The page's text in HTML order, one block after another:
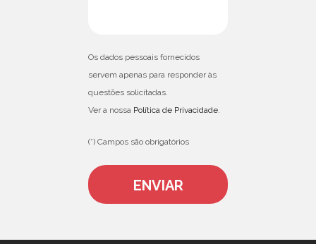
Os dados pessoais fornecidos
servem apenas para responder às
questões solicitadas.
Ver a nossa Política de Privacidade.
(*) Campos são obrigatórios